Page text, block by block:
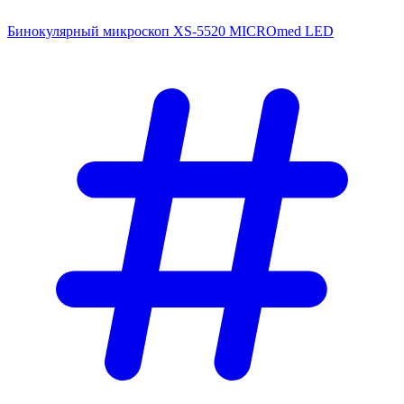
Бинокулярный микроскоп XS-5520 MICROmed LED